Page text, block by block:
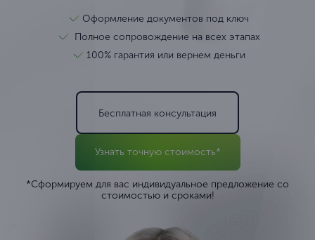
Оформление документов под ключ
Полное сопровождение на всех этапах
100% гарантия или вернем деньги
Бесплатная консультация
Узнать точную стоимость*
*Сформируем для вас индивидуальное предложение со
стоимостью и сроками!